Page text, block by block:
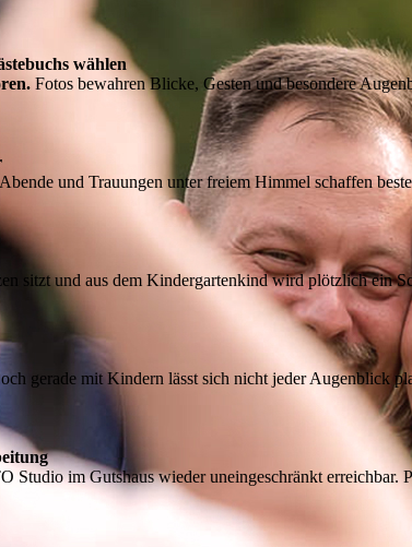
wählen
Fotos bewahren Blicke, Gesten und besondere
und Trauungen unter freiem Himmel schaffen
sitzt und aus dem Kindergartenkind wird plötzlich ein
gerade mit Kindern lässt sich nicht jeder Augenblick
im Gutshaus wieder uneingeschränkt erreichbar.